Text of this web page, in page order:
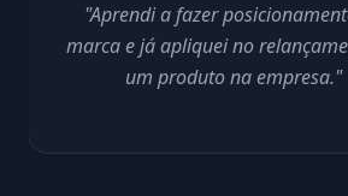
"Aprendi a fazer
marca e já apliquei no
um produto na empresa."